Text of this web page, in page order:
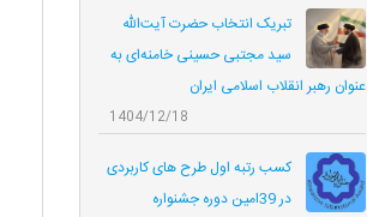
تبریک انتخاب حضرت آیت‌الله
سید مجتبی حسینی خامنه‌ای به
عنوان رهبر انقلاب اسلامی ایران
1404/12/18
کسب رتبه اول طرح های کاربردی
در 39امین دوره جشنواره